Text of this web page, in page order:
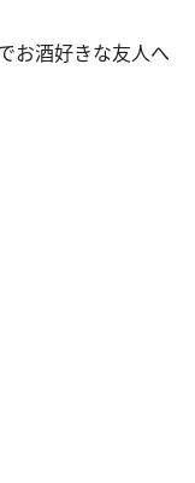
お酒好きな友人へ